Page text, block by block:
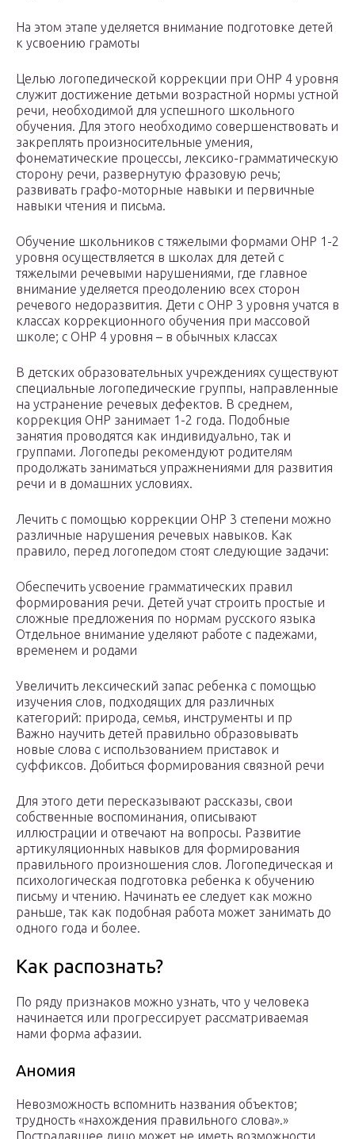
На этом этапе уделяется внимание подготовке детей
к усвоению грамоты
Целью логопедической коррекции при ОНР 4 уровня
служит достижение детьми возрастной нормы устной
речи, необходимой для успешного школьного
обучения. Для этого необходимо совершенствовать и
закреплять произносительные умения,
фонематические процессы, лексико-грамматическую
сторону речи, развернутую фразовую речь;
развивать графо-моторные навыки и первичные
навыки чтения и письма.
Обучение школьников с тяжелыми формами ОНР 1-2
уровня осуществляется в школах для детей с
тяжелыми речевыми нарушениями, где главное
внимание уделяется преодолению всех сторон
речевого недоразвития. Дети с ОНР 3 уровня учатся в
классах коррекционного обучения при массовой
школе; с ОНР 4 уровня – в обычных классах
В детских образовательных учреждениях существуют
специальные логопедические группы, направленные
на устранение речевых дефектов. В среднем,
коррекция ОНР занимает 1-2 года. Подобные
занятия проводятся как индивидуально, так и
группами. Логопеды рекомендуют родителям
продолжать заниматься упражнениями для развития
речи и в домашних условиях.
Лечить с помощью коррекции ОНР 3 степени можно
различные нарушения речевых навыков. Как
правило, перед логопедом стоят следующие задачи:
Обеспечить усвоение грамматических правил
формирования речи. Детей учат строить простые и
сложные предложения по нормам русского языка
Отдельное внимание уделяют работе с падежами,
временем и родами
Увеличить лексический запас ребенка с помощью
изучения слов, подходящих для различных
категорий: природа, семья, инструменты и пр
Важно научить детей правильно образовывать
новые слова с использованием приставок и
суффиксов. Добиться формирования связной речи
Для этого дети пересказывают рассказы, свои
собственные воспоминания, описывают
иллюстрации и отвечают на вопросы. Развитие
артикуляционных навыков для формирования
правильного произношения слов. Логопедическая и
психологическая подготовка ребенка к обучению
письму и чтению. Начинать ее следует как можно
раньше, так как подобная работа может занимать до
одного года и более.
Как распознать?
По ряду признаков можно узнать, что у человека
начинается или прогрессирует рассматриваемая
нами форма афазии.
Аномия
Невозможность вспомнить названия объектов;
трудность «нахождения правильного слова».»
Пострадавшее лицо может не иметь возможности